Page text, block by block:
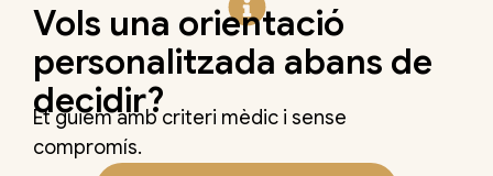
Vols una orientació
personalitzada abans de
decidir?
Et guiem amb criteri mèdic i sense
compromís.